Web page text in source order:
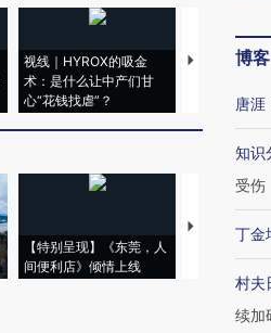
视线｜HYROX的吸金
术：是什么让中产们甘
心“花钱找虐”？
马航飞行员跨
【特别呈现】《东莞，人
间便利店》倾情上线
【推广】走
会，让数智
博客
唐涯
知识
受伤
丁金
村夫
续加